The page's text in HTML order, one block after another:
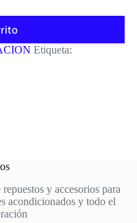
Etiqueta:
y accesorios para
acondicionados y todo el